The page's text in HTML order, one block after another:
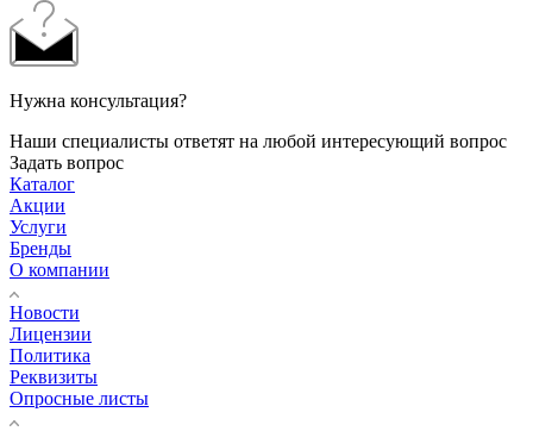
Нужна консультация?
Наши специалисты ответят на любой интересующий вопрос
Задать вопрос
Каталог
Акции
Услуги
Бренды
О компании
Новости
Лицензии
Политика
Реквизиты
Опросные листы